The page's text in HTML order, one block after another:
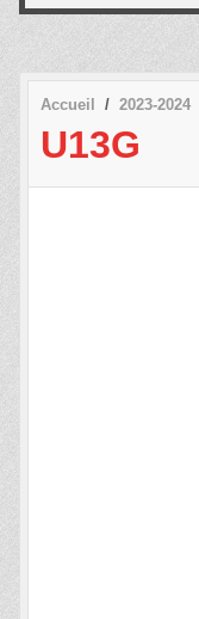
Accueil 2023-2024
U13G